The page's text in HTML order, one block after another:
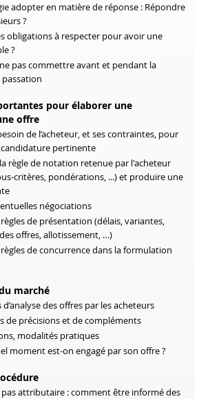
adopter en matière de réponse : Répondre
?
obligations à respecter pour avoir une
?
pas commettre avant et pendant la
pour élaborer une
offre
de l’acheteur, et ses contraintes, pour
pertinente
règle de notation retenue par l'acheteur
critères, pondérations, ...) et produire une
négociations
de présentation (délais, variantes,
offres, allotissement, …)
règles de concurrence dans la formulation
marché
des offres par les acheteurs
de précisions et de compléments
modalités pratiques
moment est-on engagé par son offre ?
pas attributaire : comment être informé des